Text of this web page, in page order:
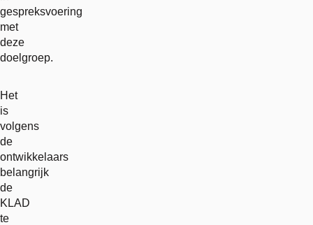
gespreksvoering
met
deze
doelgroep.
Het
is
volgens
de
ontwikkelaars
belangrijk
de
KLAD
te